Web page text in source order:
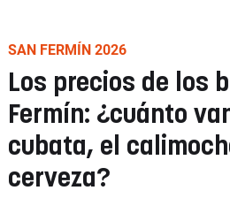
SAN FERMÍN 2026
Los precios de los
Fermín: ¿cuánto
cubata, el
cerveza?